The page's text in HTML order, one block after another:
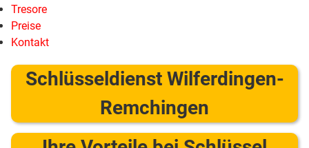
Tresore
Preise
Kontakt
Schlüsseldienst Wilferdingen-
Remchingen